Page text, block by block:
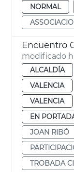
NORMAL
Encuentro
modificado
ALCALDÍA
VALENCIA
VALENCIA
EN
JOAN RIBÓ
TROBADA